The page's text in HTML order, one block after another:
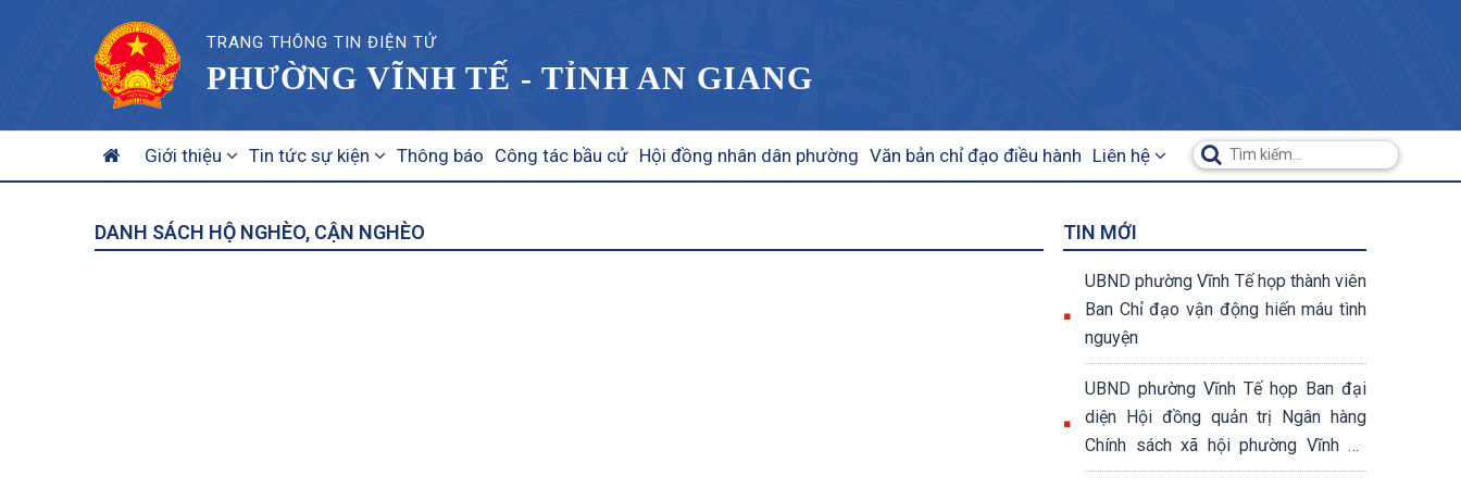
TRANG THÔNG TIN ĐIỆN TỬ
PHƯỜNG VĨNH TẾ - TỈNH AN GIANG
NAVIGATION
Giới thiệu Tin tức sự kiện Thông báo Công tác bầu cử Hội đồng nhân dân phường Văn bản chỉ đạo điều hành Liên hệ
DANH SÁCH HỘ NGHÈO, CẬN NGHÈO TIN MỚI
UBND phường Vĩnh Tế họp thành viên
Ban Chỉ đạo vận động hiến máu tình
nguyện
UBND phường Vĩnh Tế họp Ban đại
diện Hội đồng quản trị Ngân hàng
Chính sách xã hội phường Vĩnh Tế
quý II năm 2026